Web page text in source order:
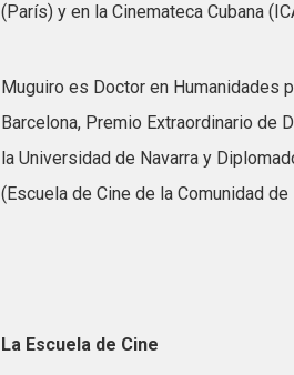
(París) y en la Cinemateca Cubana
Muguiro es Doctor en Humanidades
Barcelona, Premio Extraordinario de
la Universidad de Navarra y
(Escuela de Cine de la Comunidad de
La Escuela de Cine